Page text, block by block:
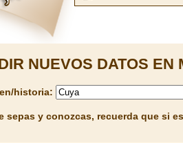
NUEVOS DATOS EN
historia:
sepas y conozcas, recuerda que si